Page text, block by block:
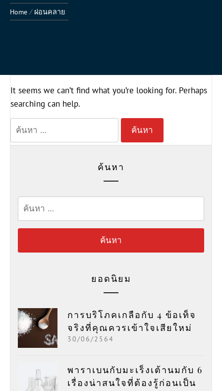
Home ผ่อนคลาย
It seems we can’t find what you’re looking for. Perhaps
searching can help.
ค้นหา
ค้นหา
ค้นหา
ยอดนิยม
การบริโภคเกลือกับ 4 ข้อเท็จ
จริงที่คุณควรเข้าใจเสียใหม่
30/06/2564
พาราเบนกับมะเร็งเต้านมกับ 6
เรื่องน่าสนใจที่ต้องรู้ก่อนเป็น